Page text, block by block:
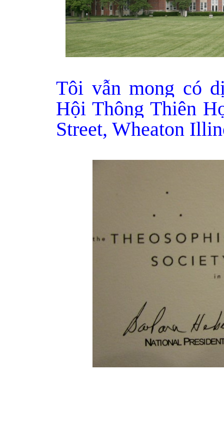
Tôi vẫn mong có
Hội Thông Thiên
Street, Wheaton